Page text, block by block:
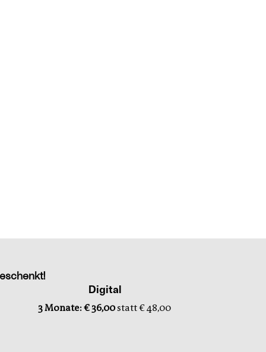
Digital
3 Monate: € 36,00statt € 48,00